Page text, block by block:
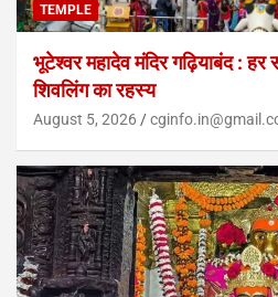
TEMPLE
भूटेश्वर महादेव मंदिर गढ़ियाबंद :
शिवलिंग का रहस्य
August 5, 2026